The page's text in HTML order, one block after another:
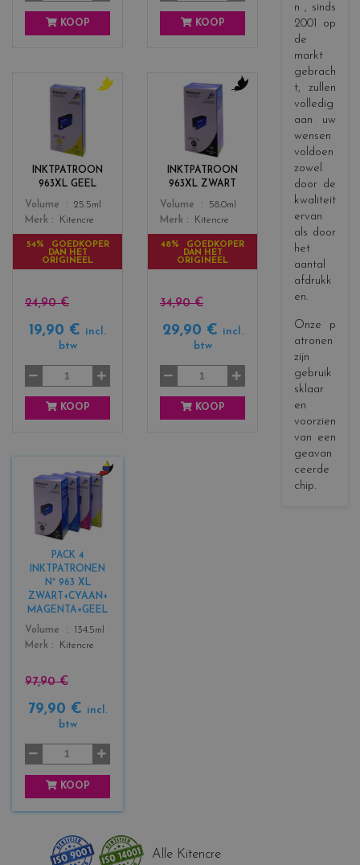
KOOP KOOP
INKTPATROON
963XL GEEL
Color
r
y
l
o
Volume
25.5ml
Merk
Kitencre
54% GOEDKOPER
DAN HET
ORIGINEEL
24,90 €
19,90 €
incl.
btw
KOOP
INKTPATROON
963XL ZWART
Color
r
s
b
a
k
Volume
58.0ml
Merk
Kitencre
48% GOEDKOPER
DAN HET
ORIGINEEL
34,90 €
29,90 €
incl.
btw
KOOP
PACK 4
INKTPATRONEN
N° 963 XL
ZWART+CYAAN+
MAGENTA+GEEL
Color
c
l
s
b
l
Volume
134.5ml
Merk
Kitencre
97,90 €
79,90 €
incl.
btw
KOOP
Alle Kitencre
n , sinds
2001 op
de
markt
gebrach
t, zullen
volledig
aan uw
wensen
voldoen
zowel
door de
kwaliteit
ervan
als door
het
aantal
afdrukk
en.
Onze p
atronen
zijn
gebruik
sklaar
en
voorzien
van een
geavan
ceerde
chip.